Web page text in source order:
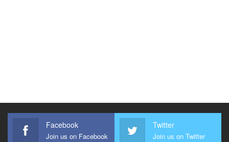
Facebook
Join us on Facebook
Twitter
Join us on Twitter